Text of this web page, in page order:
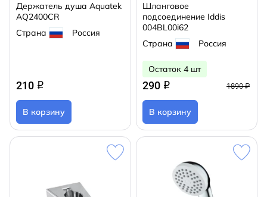
Держатель душа Aquatek
AQ2400CR
Страна
Россия
210 q
В корзину
Шланговое
подсоединение Iddis
004BL00i62
Страна
Россия
Остаток 4 шт
290 q 1890 ₽
В корзину